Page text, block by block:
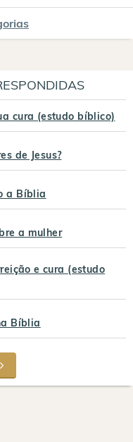
cura (estudo bíblico)
de Jesus?
a Bíblia
a mulher
e cura (estudo
Bíblia